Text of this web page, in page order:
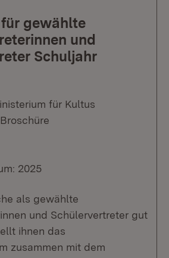
gewählte
und
Schuljahr
für Kultus
2025
als gewählte
und Schülervertreter gut
ihnen das
zusammen mit dem